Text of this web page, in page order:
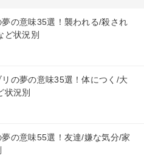
夢の意味35選！襲われる/殺され
ど状況別
リの夢の意味35選！体につく/大
状況別
夢の意味55選！友達/嫌な気分/家